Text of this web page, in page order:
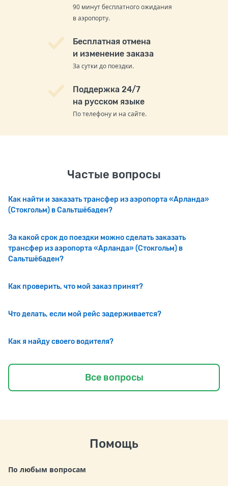
90 минут бесплатного ожидания
в аэропорту.
Бесплатная отмена
и изменение заказа
За сутки до поездки.
Поддержка 24/7
на русском языке
По телефону и на сайте.
Частые вопросы
Как найти и заказать трансфер из аэропорта «Арланда»
(Стокгольм) в Сальтшёбаден?
За какой срок до поездки можно сделать заказать
трансфер из аэропорта «Арланда» (Стокгольм) в
Сальтшёбаден?
Как проверить, что мой заказ принят?
Что делать, если мой рейс задерживается?
Как я найду своего водителя?
Все вопросы
Помощь
По любым вопросам